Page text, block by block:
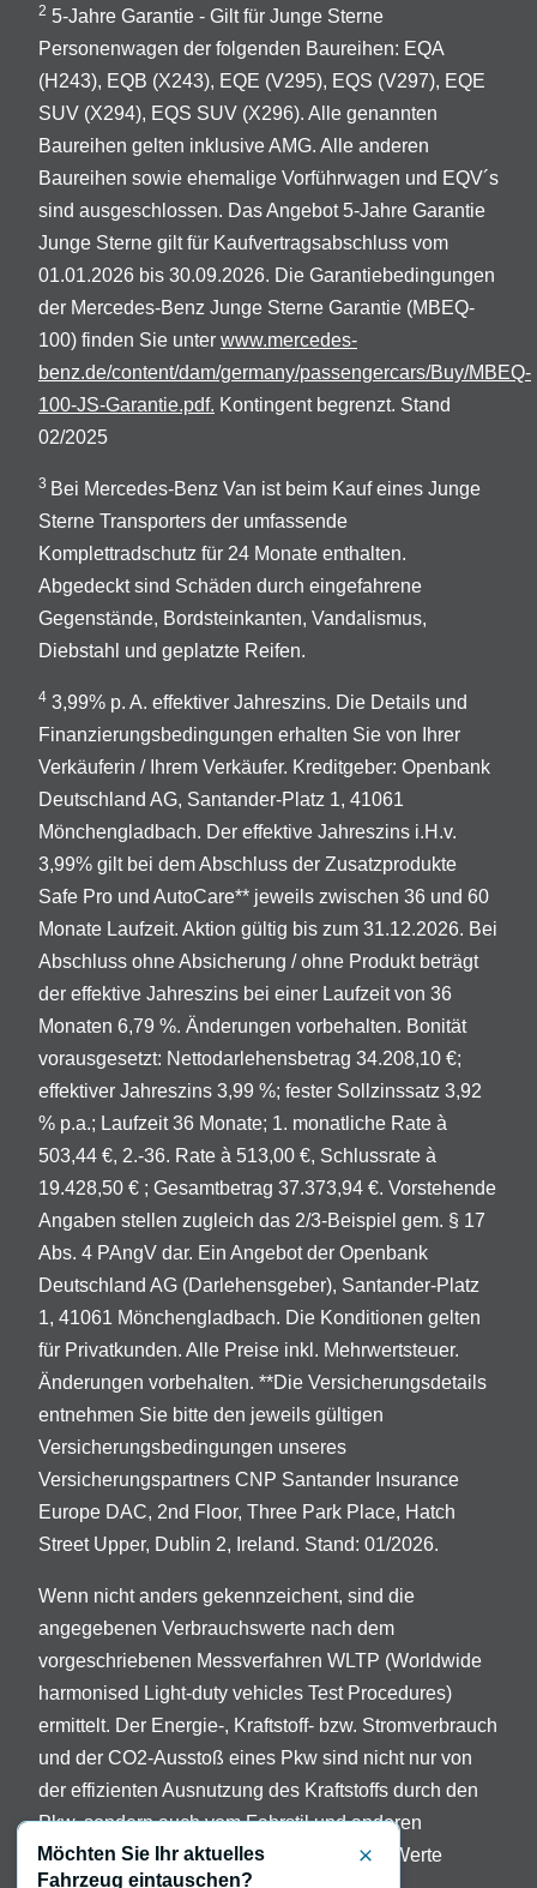
2 5-Jahre Garantie - Gilt für Junge Sterne
Personenwagen der folgenden Baureihen: EQA
(H243), EQB (X243), EQE (V295), EQS (V297), EQE
SUV (X294), EQS SUV (X296). Alle genannten
Baureihen gelten inklusive AMG. Alle anderen
Baureihen sowie ehemalige Vorführwagen und EQV´s
sind ausgeschlossen. Das Angebot 5-Jahre Garantie
Junge Sterne gilt für Kaufvertragsabschluss vom
01.01.2026 bis 30.09.2026. Die Garantiebedingungen
der Mercedes-Benz Junge Sterne Garantie (MBEQ-
100) finden Sie unter www.mercedes-
benz.de/content/dam/germany/passengercars/Buy/MBEQ-
100-JS-Garantie.pdf. Kontingent begrenzt. Stand
02/2025
3 Bei Mercedes-Benz Van ist beim Kauf eines Junge
Sterne Transporters der umfassende
Komplettradschutz für 24 Monate enthalten.
Abgedeckt sind Schäden durch eingefahrene
Gegenstände, Bordsteinkanten, Vandalismus,
Diebstahl und geplatzte Reifen.
4 3,99% p. A. effektiver Jahreszins. Die Details und
Finanzierungsbedingungen erhalten Sie von Ihrer
Verkäuferin / Ihrem Verkäufer. Kreditgeber: Openbank
Deutschland AG, Santander-Platz 1, 41061
Mönchengladbach. Der effektive Jahreszins i.H.v.
3,99% gilt bei dem Abschluss der Zusatzprodukte
Safe Pro und AutoCare** jeweils zwischen 36 und 60
Monate Laufzeit. Aktion gültig bis zum 31.12.2026. Bei
Abschluss ohne Absicherung / ohne Produkt beträgt
der effektive Jahreszins bei einer Laufzeit von 36
Monaten 6,79 %. Änderungen vorbehalten. Bonität
vorausgesetzt: Nettodarlehensbetrag 34.208,10 €;
effektiver Jahreszins 3,99 %; fester Sollzinssatz 3,92
% p.a.; Laufzeit 36 Monate; 1. monatliche Rate à
503,44 €, 2.-36. Rate à 513,00 €, Schlussrate à
19.428,50 € ; Gesamtbetrag 37.373,94 €. Vorstehende
Angaben stellen zugleich das 2/3-Beispiel gem. § 17
Abs. 4 PAngV dar. Ein Angebot der Openbank
Deutschland AG (Darlehensgeber), Santander-Platz
1, 41061 Mönchengladbach. Die Konditionen gelten
für Privatkunden. Alle Preise inkl. Mehrwertsteuer.
Änderungen vorbehalten. **Die Versicherungsdetails
entnehmen Sie bitte den jeweils gültigen
Versicherungsbedingungen unseres
Versicherungspartners CNP Santander Insurance
Europe DAC, 2nd Floor, Three Park Place, Hatch
Street Upper, Dublin 2, Ireland. Stand: 01/2026.
Wenn nicht anders gekennzeichent, sind die
angegebenen Verbrauchswerte nach dem
vorgeschriebenen Messverfahren WLTP (Worldwide
harmonised Light-duty vehicles Test Procedures)
ermittelt. Der Energie-, Kraftstoff- bzw. Stromverbrauch
und der CO2-Ausstoß eines Pkw sind nicht nur von
der effizienten Ausnutzung des Kraftstoffs durch den
Pkw, sondern auch vom Fahrstil und anderen
nichttechnischen Faktoren abhängig. Die Werte
Möchten Sie Ihr aktuelles
Fahrzeug eintauschen?
Schließen